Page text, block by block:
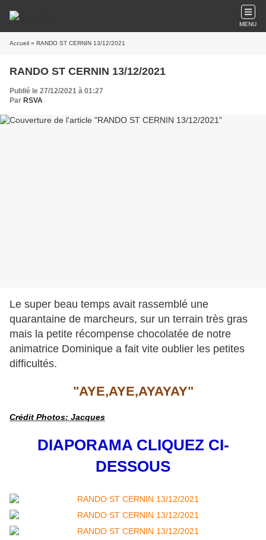
MENU
Accueil » RANDO ST CERNIN 13/12/2021
RANDO ST CERNIN 13/12/2021
Publié le 27/12/2021 à 01:27
Par RSVA
Le super beau temps avait rassemblé une
quarantaine de marcheurs, sur un terrain très gras
mais la petite récompense chocolatée de notre
animatrice Dominique a fait vite oublier les petites
difficultés.
"AYE,AYE,AYAYAY"
Crédit Photos: Jacques
DIAPORAMA CLIQUEZ CI-
DESSOUS